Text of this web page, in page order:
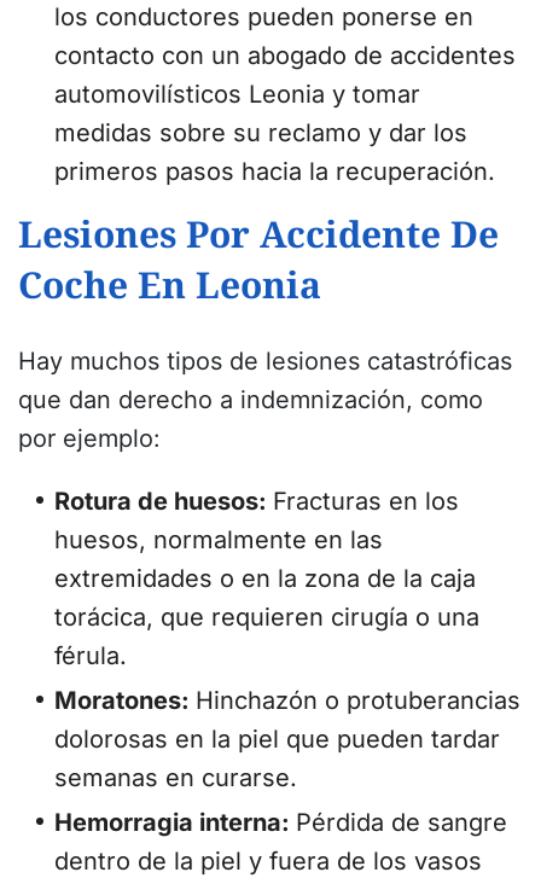
los conductores pueden ponerse en
contacto con un abogado de accidentes
automovilísticos Leonia y tomar
medidas sobre su reclamo y dar los
primeros pasos hacia la recuperación.
Lesiones Por Accidente De
Coche En Leonia
Hay muchos tipos de lesiones catastróficas
que dan derecho a indemnización, como
por ejemplo:
Rotura de huesos: Fracturas en los
huesos, normalmente en las
extremidades o en la zona de la caja
torácica, que requieren cirugía o una
férula.
Moratones: Hinchazón o protuberancias
dolorosas en la piel que pueden tardar
semanas en curarse.
Hemorragia interna: Pérdida de sangre
dentro de la piel y fuera de los vasos